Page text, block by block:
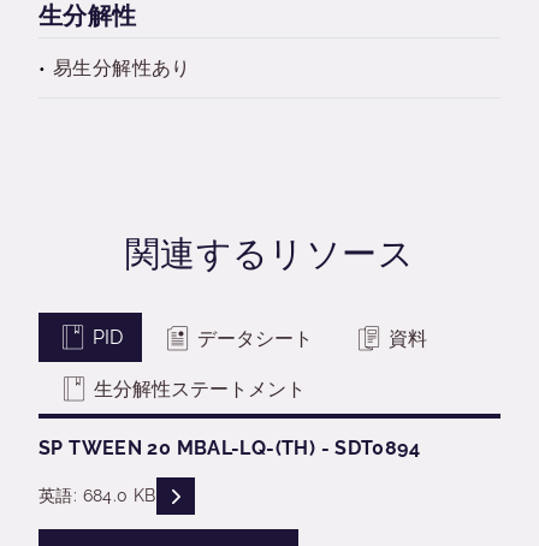
生分解性
易生分解性あり
関連するリソース
PID データシート 資料
生分解性ステートメント
SP TWEEN 20 MBAL-LQ-(TH) - SDT0894
英語: 684.0 KB READ DESCRIPTIONS